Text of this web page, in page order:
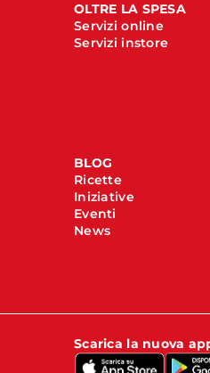
OLTRE LA SPESA
Servizi online
Servizi instore
BLOG
Ricette
Iniziative
Eventi
News
Scarica la nuova